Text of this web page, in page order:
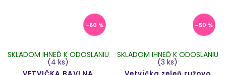
–60 %
SKLADOM IHNEĎ K ODOSLANIU
(4 ks)
–50 %
SKLADOM IHNEĎ K ODOSLANIU
(3 ks)